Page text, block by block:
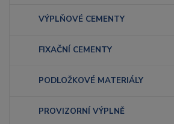
VÝPLŇOVÉ CEMENTY
FIXAČNÍ CEMENTY
PODLOŽKOVÉ MATERIÁLY
PROVIZORNÍ VÝPLNĚ